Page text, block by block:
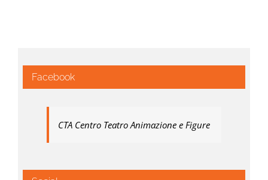
Facebook
CTA Centro Teatro Animazione e Figure